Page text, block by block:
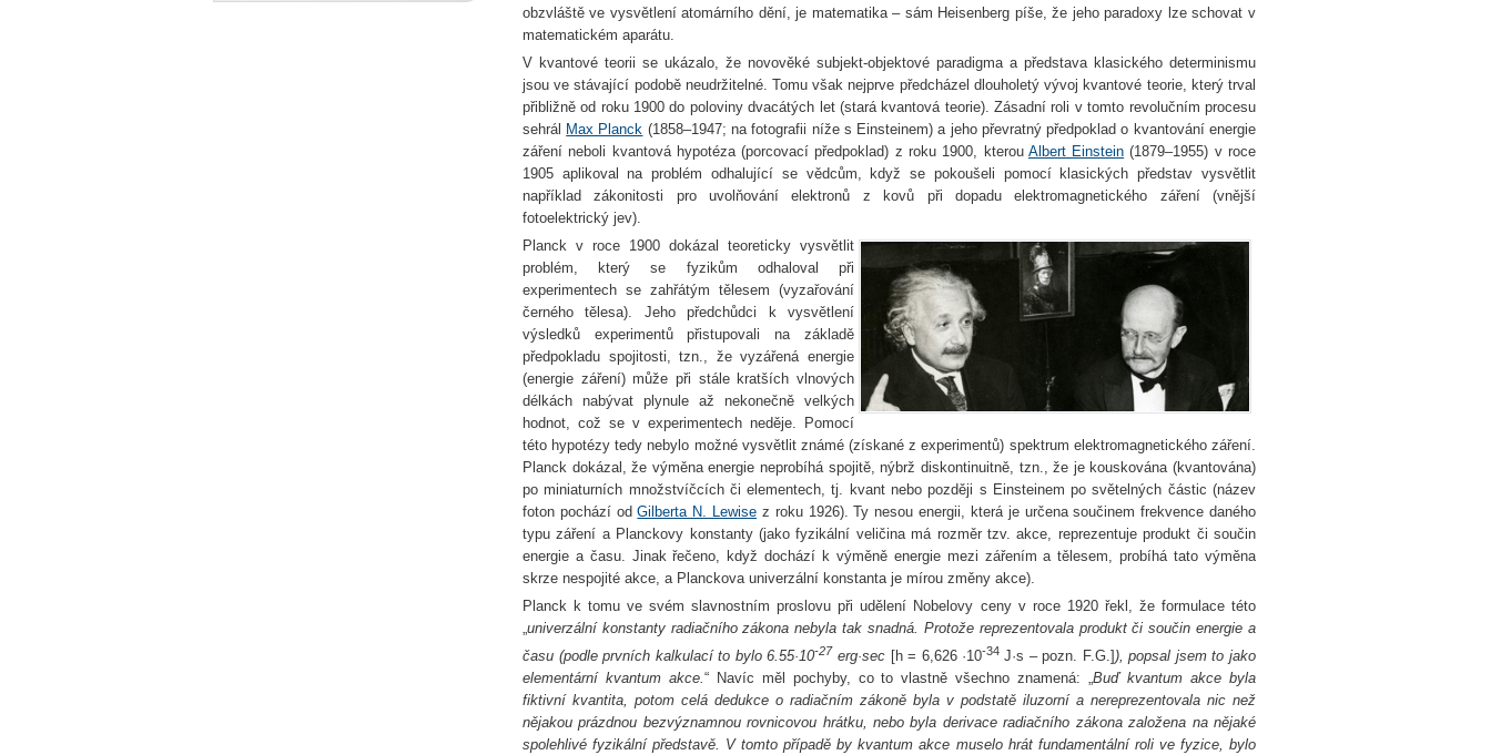
obzvláště ve vysvětlení atomárního dění, je matematika – sám Heisenberg píše, že jeho paradoxy lze schovat v
matematickém aparátu.
V kvantové teorii se ukázalo, že novověké subjekt-objektové paradigma a představa klasického determinismu
jsou ve stávající podobě neudržitelné. Tomu však nejprve předcházel dlouholetý vývoj kvantové teorie, který trval
přibližně od roku 1900 do poloviny dvacátých let (stará kvantová teorie). Zásadní roli v tomto revolučním procesu
sehrál Max Planck (1858–1947; na fotografii níže s Einsteinem) a jeho převratný předpoklad o kvantování energie
záření neboli kvantová hypotéza (porcovací předpoklad) z roku 1900, kterou Albert Einstein (1879–1955) v roce
1905 aplikoval na problém odhalující se vědcům, když se pokoušeli pomocí klasických představ vysvětlit
například zákonitosti pro uvolňování elektronů z kovů při dopadu elektromagnetického záření (vnější
fotoelektrický jev).
Planck v roce 1900 dokázal teoreticky vysvětlit
problém, který se fyzikům odhaloval při
experimentech se zahřátým tělesem (vyzařování
černého tělesa). Jeho předchůdci k vysvětlení
výsledků experimentů přistupovali na základě
předpokladu spojitosti, tzn., že vyzářená energie
(energie záření) může při stále kratších vlnových
délkách nabývat plynule až nekonečně velkých
hodnot, což se v experimentech neděje. Pomocí
této hypotézy tedy nebylo možné vysvětlit známé (získané z experimentů) spektrum elektromagnetického záření.
Planck dokázal, že výměna energie neprobíhá spojitě, nýbrž diskontinuitně, tzn., že je kouskována (kvantována)
po miniaturních množstvíčcích či elementech, tj. kvant nebo později s Einsteinem po světelných částic (název
foton pochází odGilberta N. Lewise z roku 1926). Ty nesou energii, která je určena součinem frekvence daného
typu záření a Planckovy konstanty (jako fyzikální veličina má rozměr tzv. akce, reprezentuje produkt či součin
energie a času. Jinak řečeno, když dochází k výměně energie mezi zářením a tělesem, probíhá tato výměna
skrze nespojité akce, a Planckova univerzální konstanta je mírou změny akce).
Planck k tomu ve svém slavnostním proslovu při udělení Nobelovy ceny v roce 1920 řekl, že formulace této
„univerzální konstanty radiačního zákona nebyla tak snadná. Protože reprezentovala produkt či součin energie a
času (podle prvních kalkulací to bylo 6.55·10-27 erg·sec [h = 6,626 ·10-34 J·s – pozn. F.G.] ), popsal jsem to jako
elementární kvantum akce.“ Navíc měl pochyby, co to vlastně všechno znamená: „Buď kvantum akce byla
fiktivní kvantita, potom celá dedukce o radiačním zákoně byla v podstatě iluzorní a nereprezentovala nic než
nějakou prázdnou bezvýznamnou rovnicovou hrátku, nebo byla derivace radiačního zákona založena na nějaké
spolehlivé fyzikální představě. V tomto případě by kvantum akce muselo hrát fundamentální roli ve fyzice, bylo